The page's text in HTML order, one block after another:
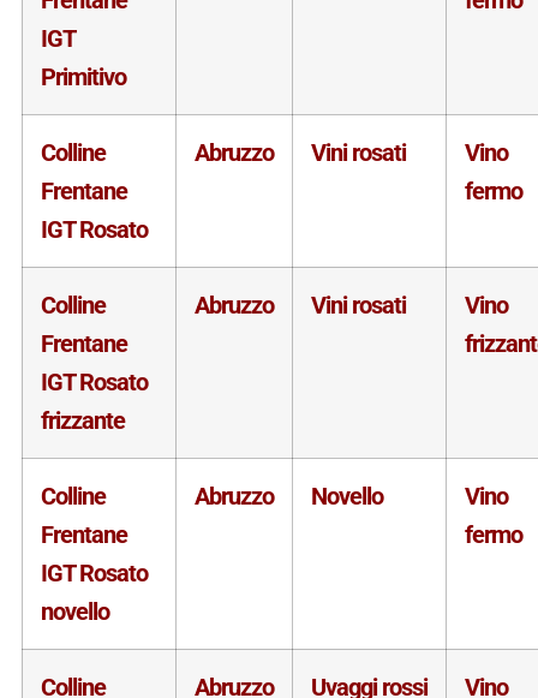
IGT
Primitivo
Colline
Frentane
IGT Rosato
Abruzzo Vini rosati
Vino
fermo
Colline
Frentane
IGT Rosato
frizzante
Abruzzo Vini rosati
Vino
Colline
Frentane
IGT Rosato
novello
Abruzzo Novello
Vino
fermo
Colline Abruzzo Uvaggi rossi Vino